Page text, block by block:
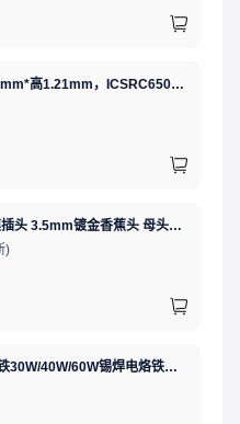
ICT，屏蔽夹 ，长6.5mm*高1.21mm，ICSRC6508SFR
AMASS(艾迈斯)航模插头 3.5mm镀金香蕉头 母头XT60-F.G.Y
)
GJ(黄花高洁)，电烙铁30W/40W/60W锡焊电烙铁焊接工具电焊笔手机电子维修（内热35W），NO.435(35W)